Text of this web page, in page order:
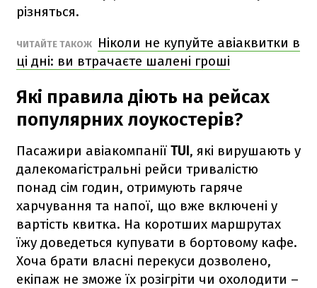
різняться.
ЧИТАЙТЕ ТАКОЖ
Ніколи не купуйте авіаквитки в
ці дні: ви втрачаєте шалені гроші
Які правила діють на рейсах
популярних лоукостерів?
Пасажири авіакомпанії TUI, які вирушають у
далекомагістральні рейси тривалістю
понад сім годин, отримують гаряче
харчування та напої, що вже включені у
вартість квитка. На коротших маршрутах
їжу доведеться купувати в бортовому кафе.
Хоча брати власні перекуси дозволено,
екіпаж не зможе їх розігріти чи охолодити –